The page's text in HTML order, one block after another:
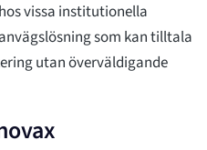
vissa institutionella
som kan tilltala
utan överväldigande